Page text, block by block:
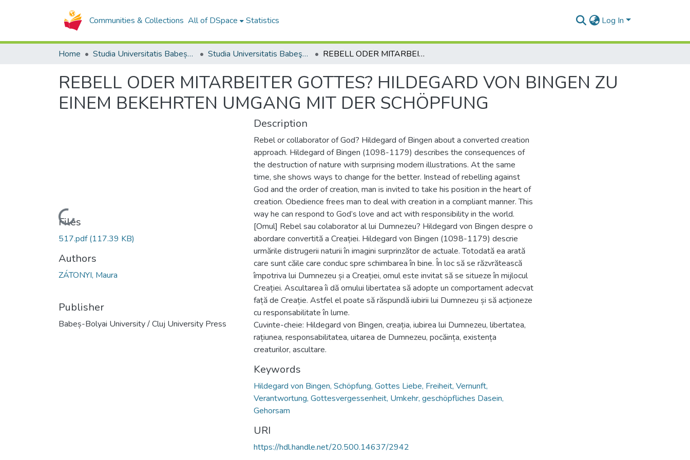
Communities & Collections All of DSpace Statistics Log In
Home Studia Universitatis Babeș-Bolyai Collection Studia Universitatis Babeş-Bolyai Theologia Catholica REBELL ODER MITARBEITER GOTTES? HILDEGARD VON BINGEN ZU EINEM BEKEHRTEN UMGANG MIT DER SCHÖPFUNG
REBELL ODER MITARBEITER GOTTES? HILDEGARD VON BINGEN ZU
EINEM BEKEHRTEN UMGANG MIT DER SCHÖPFUNG
Loading...
Files
517.pdf(117.39 KB)
Authors
ZÁTONYI, Maura
Publisher
Babeș-Bolyai University / Cluj University Press
Description
Rebel or collaborator of God? Hildegard of Bingen about a converted creation
approach. Hildegard of Bingen (1098-1179) describes the consequences of
the destruction of nature with surprising modern illustrations. At the same
time, she shows ways to change for the better. Instead of rebelling against
God and the order of creation, man is invited to take his position in the heart of
creation. Obedience frees man to deal with creation in a compliant manner. This
way he can respond to God’s love and act with responsibility in the world.
[Omul] Rebel sau colaborator al lui Dumnezeu? Hildegard von Bingen despre o
abordare convertită a Creației. Hildegard von Bingen (1098-1179) descrie
urmările distrugerii naturii în imagini surprinzător de actuale. Totodată ea arată
care sunt căile care conduc spre schimbarea în bine. În loc să se răzvrătească
împotriva lui Dumnezeu și a Creației, omul este invitat să se situeze în mijlocul
Creației. Ascultarea îi dă omului libertatea să adopte un comportament adecvat
față de Creație. Astfel el poate să răspundă iubirii lui Dumnezeu și să acționeze
cu responsabilitate în lume.
Cuvinte-cheie: Hildegard von Bingen, creația, iubirea lui Dumnezeu, libertatea,
rațiunea, responsabilitatea, uitarea de Dumnezeu, pocăința, existența
creaturilor, ascultare.
Keywords
Hildegard von Bingen, Schöpfung, Gottes Liebe, Freiheit, Vernunft,
Verantwortung, Gottesvergessenheit, Umkehr, geschöpfliches Dasein,
Gehorsam
URI
https://hdl.handle.net/20.500.14637/2942